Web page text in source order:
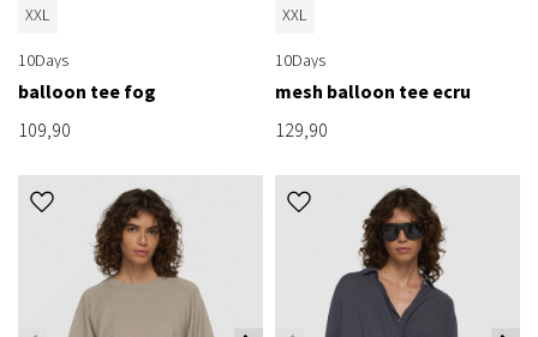
XXL
10Days
balloon tee fog
109,90
XXL
10Days
mesh balloon tee ecru
129,90